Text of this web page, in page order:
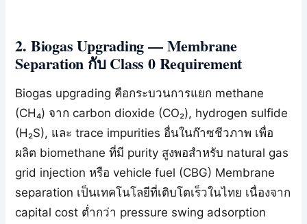
2. Biogas Upgrading — Membrane
Separation กับ Class 0 Requirement
Biogas upgrading คือกระบวนการแยก methane
(CH₄) จาก carbon dioxide (CO₂), hydrogen sulfide
(H₂S), และ trace impurities อื่นในก๊าซชีวภาพ เพื่อ
ผลิต biomethane ที่มี purity สูงพอสำหรับ natural gas
grid injection หรือ vehicle fuel (CBG) Membrane
separation เป็นเทคโนโลยีที่เติบโตเร็วในไทย เนื่องจาก
capital cost ต่ำกว่า pressure swing adsorption